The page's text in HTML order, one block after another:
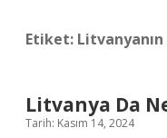
Etiket: Litvanyanın
Litvanya Da
Tarih: Kasım 14, 2024